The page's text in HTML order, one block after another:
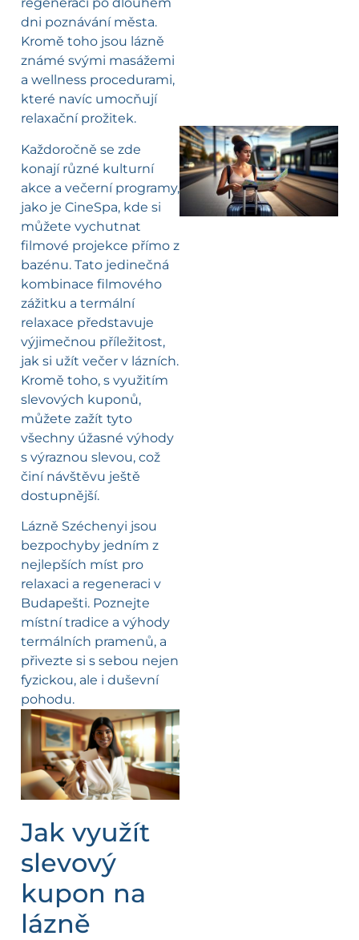
regeneraci po dlouhém
dni poznávání města.
Kromě toho jsou lázně
známé svými masážemi
a wellness procedurami,
které navíc umocňují
relaxační prožitek.
Každoročně se zde
konají různé kulturní
akce a večerní programy,
jako je CineSpa, kde si
můžete vychutnat
filmové projekce přímo z
bazénu. Tato jedinečná
kombinace filmového
zážitku a termální
relaxace představuje
výjimečnou příležitost,
jak si užít večer v lázních.
Kromě toho, s využitím
slevových kuponů,
můžete zažít tyto
všechny úžasné výhody
s výraznou slevou, což
činí návštěvu ještě
dostupnější.
Lázně Széchenyi jsou
bezpochyby jedním z
nejlepších míst pro
relaxaci a regeneraci v
Budapešti. Poznejte
místní tradice a výhody
termálních pramenů, a
přivezte si s sebou nejen
fyzickou, ale i duševní
pohodu.
Jak využít
slevový
kupon na
lázně